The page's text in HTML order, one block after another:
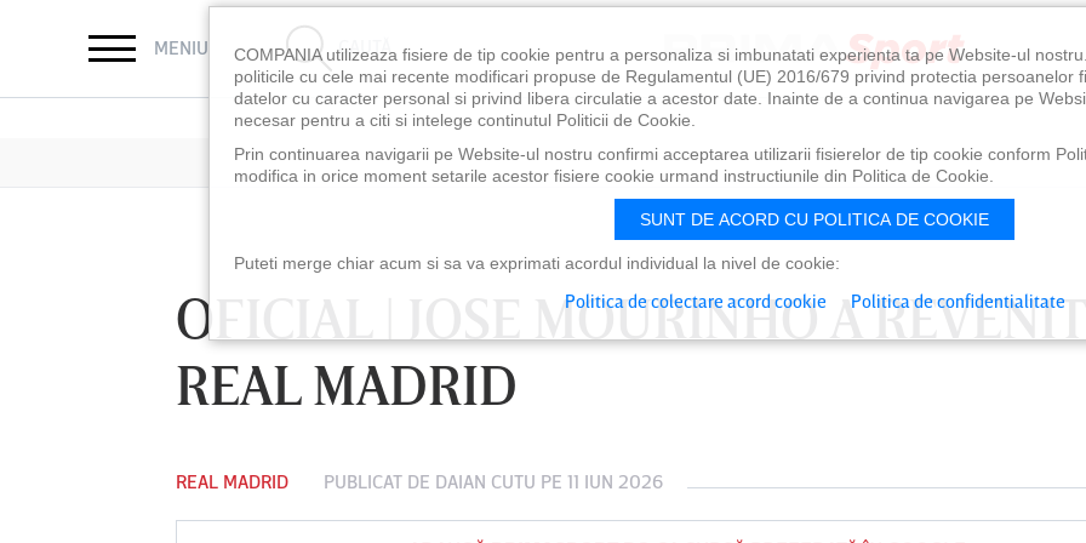
MENIU CAUTĂ
OFICIAL | JOSE MOURINHO A REVENIT
REAL MADRID
REAL MADRID PUBLICAT DE DAIAN CUTU PE 11 IUN 2026
LUNI 10 AUG, 21:30 VINERI 07 AUG, 21:00 SÂMBĂTĂ 08 AUG, 18:30
COMPANIA utilizeaza fisiere de tip cookie pentru a personaliza si imbunatati experienta ta pe Website-ul
politicile cu cele mai recente modificari propuse de Regulamentul (UE) 2016/679 privind protectia persoanelor
datelor cu caracter personal si privind libera circulatie a acestor date. Inainte de a continua navigarea pe
necesar pentru a citi si intelege continutul Politicii de Cookie.
Prin continuarea navigarii pe Website-ul nostru confirmi acceptarea utilizarii fisierelor de tip cookie conform
modifica in orice moment setarile acestor fisiere cookie urmand instructiunile din Politica de Cookie.
SUNT DE ACORD CU POLITICA DE COOKIE
Puteti merge chiar acum si sa va exprimati acordul individual la nivel de cookie:
Politica de colectare acord cookie Politica de confidentialitate